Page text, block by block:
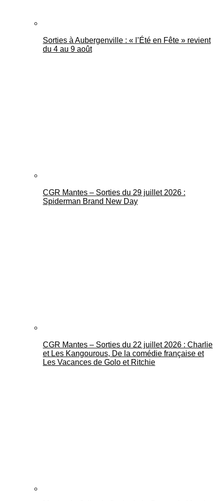
Sorties à Aubergenville : « l’Été en Fête » revient
du 4 au 9 août
CGR Mantes – Sorties du 29 juillet 2026 :
Spiderman Brand New Day
CGR Mantes – Sorties du 22 juillet 2026 : Charlie
et Les Kangourous, De la comédie française et
Les Vacances de Golo et Ritchie